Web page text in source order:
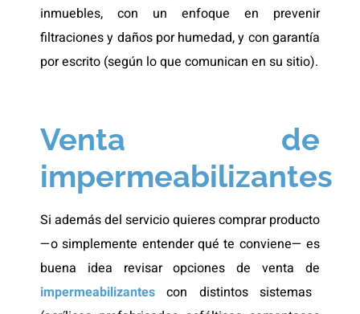
inmuebles, con un enfoque en prevenir
filtraciones y daños por humedad, y con garantía
por escrito (según lo que comunican en su sitio).
Venta de
impermeabilizantes
Si además del servicio quieres comprar producto
—o simplemente entender qué te conviene— es
buena idea revisar opciones de venta de
impermeabilizantes con distintos sistemas